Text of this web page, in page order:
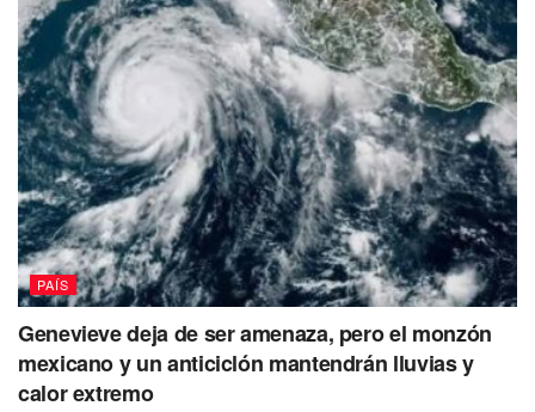
PAÍS
Genevieve deja de ser amenaza, pero el monzón
mexicano y un anticiclón mantendrán lluvias y
calor extremo